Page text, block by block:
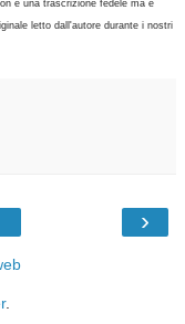
è una trascrizione fedele ma è
letto dall'autore durante i nostri
›
.